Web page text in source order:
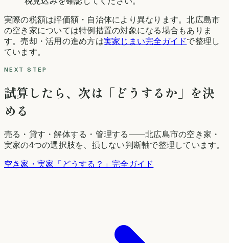
実際の税額は評価額・自治体により異なります。北広島市
の空き家については特例措置の対象になる場合もありま
す。売却・活用の進め方は実家じまい完全ガイドで整理し
ています。
NEXT STEP
試算したら、次は「どうするか」を決
める
売る・貸す・解体する・管理する——北広島市の空き家・
実家の4つの選択肢を、損しない判断軸で整理しています。
空き家・実家「どうする？」完全ガイド